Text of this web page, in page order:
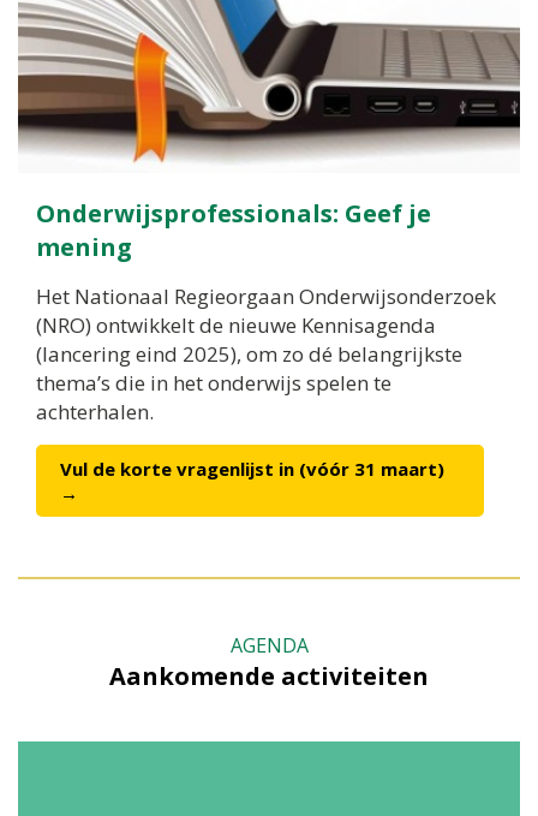
Onderwijsprofessionals: Geef je
mening
Het Nationaal Regieorgaan Onderwijsonderzoek
(NRO) ontwikkelt de nieuwe Kennisagenda
(lancering eind 2025), om zo dé belangrijkste
thema’s die in het onderwijs spelen te
achterhalen.
Vul de korte vragenlijst in (vóór 31 maart)
→
AGENDA
Aankomende activiteiten